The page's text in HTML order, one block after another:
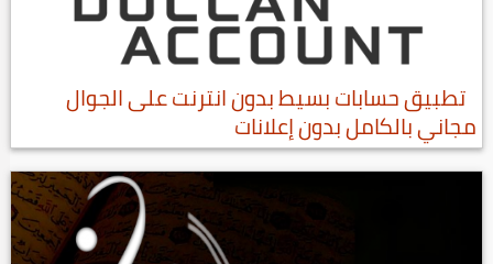
تطبيق حسابات بسيط بدون انترنت على الجوال
مجاني بالكامل بدون إعلانات